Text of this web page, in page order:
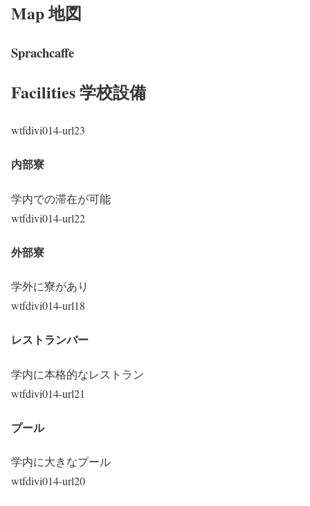
Map 地図
Sprachcaffe
Facilities 学校設備
wtfdivi014-url23
内部寮
学内での滞在が可能
wtfdivi014-url22
外部寮
学外に寮があり
wtfdivi014-url18
レストランバー
学内に本格的なレストラン
wtfdivi014-url21
プール
学内に大きなプール
wtfdivi014-url20